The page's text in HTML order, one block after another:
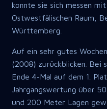
konnte sie sich messen
Ostwestfälischen Raum,
Württemberg.
Auf ein sehr gutes
(2008) zurückblicken. Bei
Ende 4-Mal auf dem 1.
Jahrgangswertung über
und 200 Meter Lagen